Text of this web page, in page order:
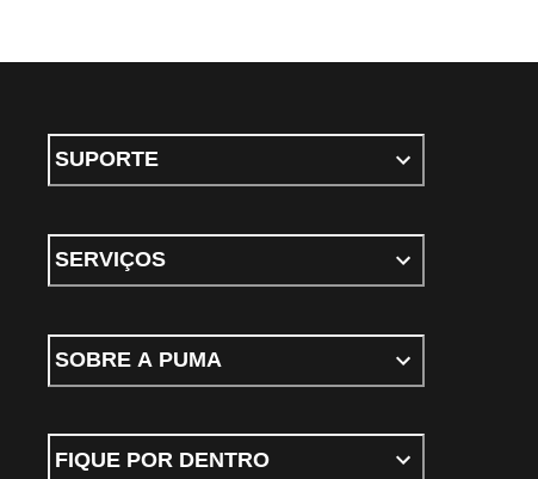
SUPORTE
SERVIÇOS
SOBRE A PUMA
FIQUE POR DENTRO